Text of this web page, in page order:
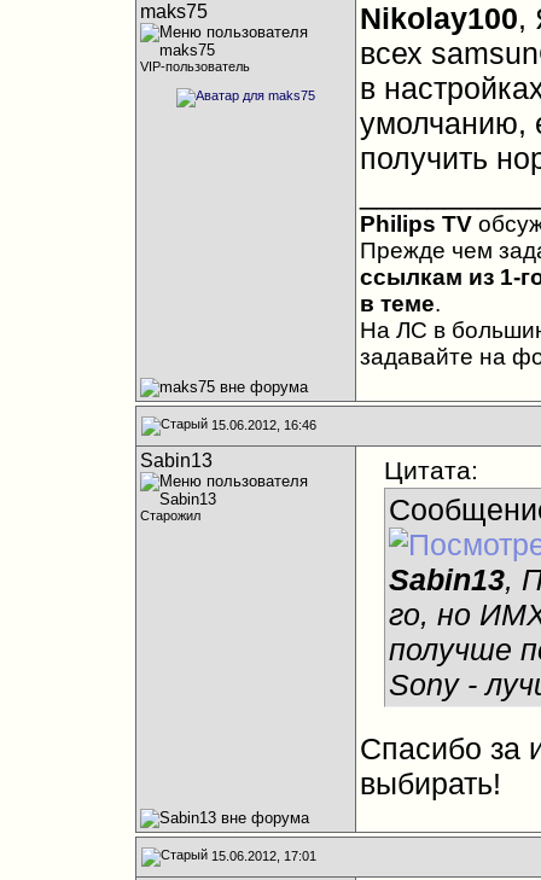
maks75
VIP-пользователь
Nikolay100,
всех
в
умолчанию,
получить
Philips TV
Прежде чем
ссылкам из 1-
в теме.
На ЛС в
задавайте на
15.06.2012, 16:46
Sabin13
Старожил
Цитата:
Sabin13,
го, но
получше
Sony -
Спасибо за
выбирать!
15.06.2012, 17:01